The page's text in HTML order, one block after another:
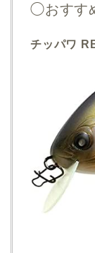
◯おすす
チッパワ